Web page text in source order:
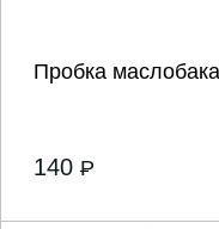
Пробка
140 P